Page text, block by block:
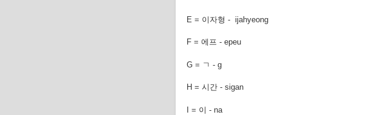
E = 이자형 - ijahyeong
F = 에프 - epeu
G = ㄱ - g
H = 시간 - sigan
I = 이 - na